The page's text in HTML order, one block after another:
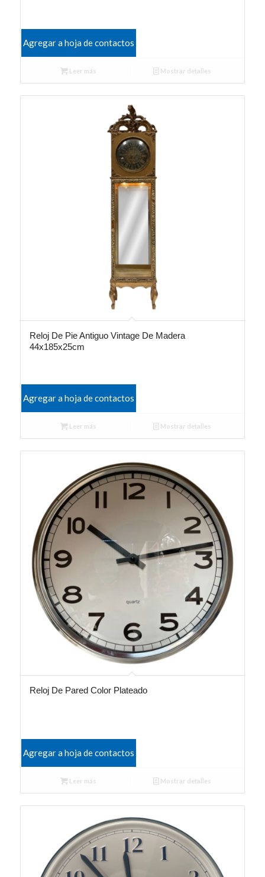
Agregar a hoja de contactos
Leer más Mostrar detalles
Reloj De Pie Antiguo Vintage De Madera
44x185x25cm
Agregar a hoja de contactos
Leer más Mostrar detalles
Reloj De Pared Color Plateado
Agregar a hoja de contactos
Leer más Mostrar detalles